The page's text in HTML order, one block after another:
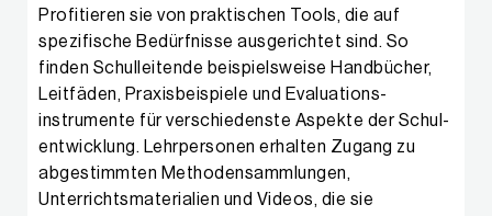
Profitieren sie von praktischen Tools, die auf
spezifische Bedürfnisse ausgerichtet sind. So
finden Schulleitende beispiels­weise Handbücher,
Leitfäden, Praxis­beispiele und Evaluations­
instrumente für verschiedenste Aspekte der Schul­
entwicklung. Lehrpersonen erhalten Zugang zu
abgestimmten Methoden­sammlungen,
Unterrichtsmaterialien und Videos, die sie